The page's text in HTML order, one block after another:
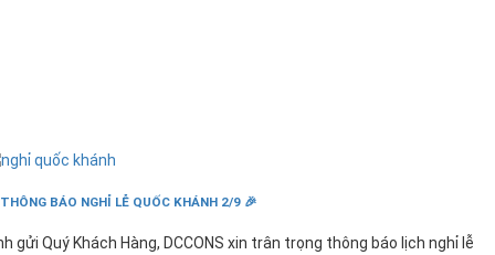
BÁO NGHỈ LỄ QUỐC KHÁNH 2/9 🎉
gửi Quý Khách Hàng, DCCONS xin trân trọng thông báo lịch nghỉ lễ